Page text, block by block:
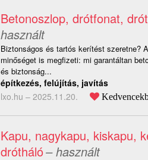
Betonoszlop, drótfonat,
használt
Biztonságos és tartós kerítést szeretne?
minőséget is megfizeti: mi garantáltan
és biztonság...
építkezés, felújítás, javítás
lxo.hu – 2025.11.20.
Kapu, nagykapu, kiskapu,
drótháló– használt